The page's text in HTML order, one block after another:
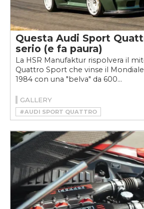
Questa Audi Sport
serio (e fa paura)
La HSR Manufaktur rispolvera il
Quattro Sport che vinse il Mondiale
1984 con una "belva" da 600...
GALLERY
#AUDI SPORT QUATTRO
#HSR MANUFAKTUR
#RESTOMOD